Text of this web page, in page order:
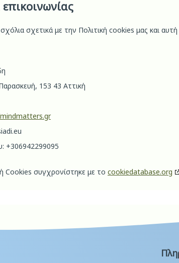
σχόλια σχετικά με την Πολιτική cookies μας και
153 43 Αττική
+306942299095
Cookies συγχρονίστηκε με το cookiedatabase.org